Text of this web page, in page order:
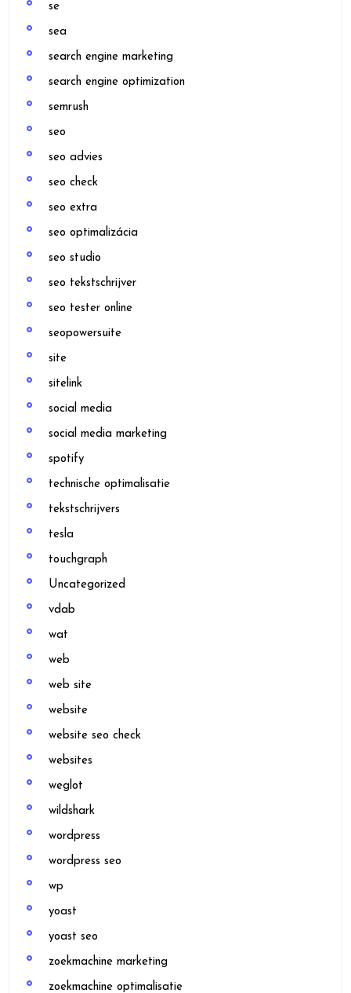
se
sea
search engine marketing
search engine optimization
semrush
seo
seo advies
seo check
seo extra
seo optimalizácia
seo studio
seo tekstschrijver
seo tester online
seopowersuite
site
sitelink
social media
social media marketing
spotify
technische optimalisatie
tekstschrijvers
tesla
touchgraph
Uncategorized
vdab
wat
web
web site
website
website seo check
websites
weglot
wildshark
wordpress
wordpress seo
wp
yoast
yoast seo
zoekmachine marketing
zoekmachine optimalisatie